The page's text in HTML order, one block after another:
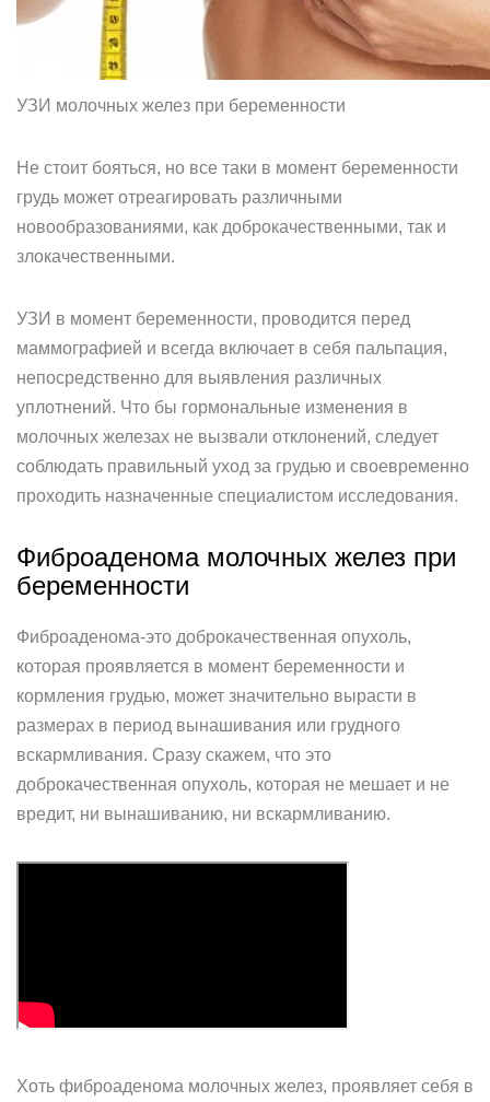
УЗИ молочных желез при беременности
Не стоит бояться, но все таки в момент беременности
грудь может отреагировать различными
новообразованиями, как доброкачественными, так и
злокачественными.
УЗИ в момент беременности, проводится перед
маммографией и всегда включает в себя пальпация,
непосредственно для выявления различных
уплотнений. Что бы гормональные изменения в
молочных железах не вызвали отклонений, следует
соблюдать правильный уход за грудью и своевременно
проходить назначенные специалистом исследования.
Фиброаденома молочных желез при
беременности
Фиброаденома-это доброкачественная опухоль,
которая проявляется в момент беременности и
кормления грудью, может значительно вырасти в
размерах в период вынашивания или грудного
вскармливания. Сразу скажем, что это
доброкачественная опухоль, которая не мешает и не
вредит, ни вынашиванию, ни вскармливанию.
Хоть фиброаденома молочных желез, проявляет себя в